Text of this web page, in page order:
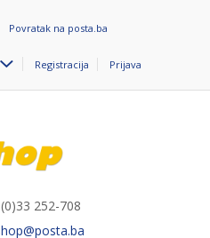
Povratak na posta.ba
Registracija Prijava
252-708